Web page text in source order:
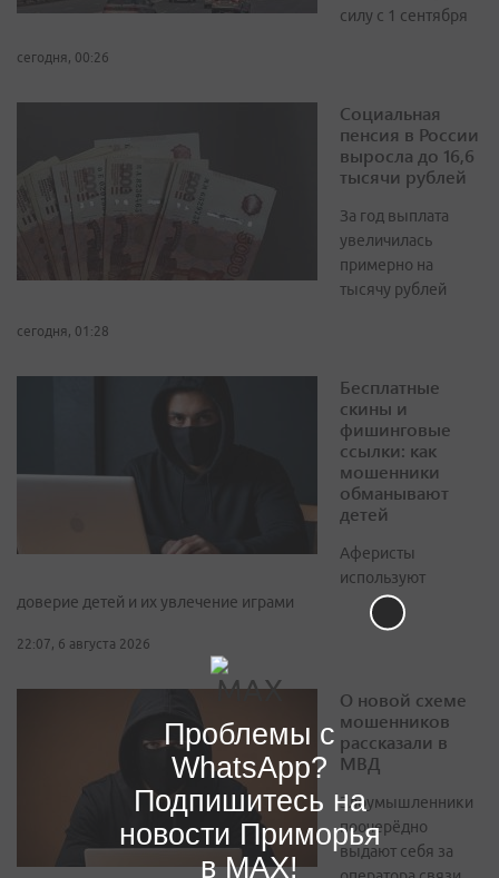
силу с 1 сентября
сегодня, 00:26
Социальная
пенсия в России
выросла до 16,6
тысячи рублей
За год выплата
увеличилась
примерно на
тысячу рублей
сегодня, 01:28
Бесплатные
скины и
фишинговые
ссылки: как
мошенники
обманывают
детей
Аферисты
используют
доверие детей и их увлечение играми
22:07, 6 августа 2026
О новой схеме
мошенников
рассказали в
МВД
Злоумышленники
поочерёдно
выдают себя за
Проблемы с
WhatsApp?
Подпишитесь на
новости Приморья
в MAX!